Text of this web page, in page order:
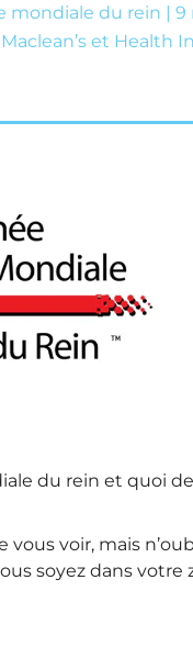
mondiale du rein | 9
et Health
du rein et quoi
voir, mais
soyez dans